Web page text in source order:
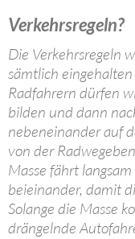
Verkehrsregeln?
Die Verkehrsregeln
sämtlich
Radfahrern dürfen
bilden und dann
nebeneinander auf
von der
Masse fährt
beieinander, damit
Solange die Masse
drängelnde